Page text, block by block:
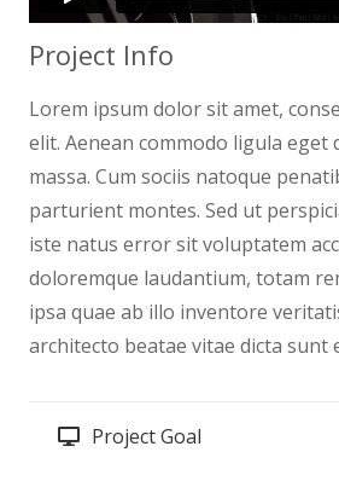
Project Info
Lorem ipsum dolor sit amet,
elit. Aenean commodo ligula eget
massa. Cum sociis natoque
parturient montes. Sed ut
iste natus error sit voluptatem
doloremque laudantium, totam
ipsa quae ab illo inventore
architecto beatae vitae dicta sunt
Project Goal